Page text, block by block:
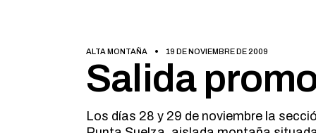
ALTA MONTAÑA 19 DE NOVIEMBRE DE 2009
Salida
Los días 28 y 29 de noviembre la